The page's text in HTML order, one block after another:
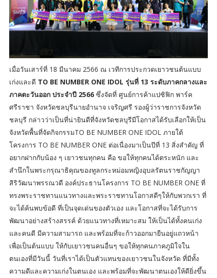
เมื่อวันเสาร์ที่ 18 มีนาคม 2566 ณ เวทีการประกวดเยาวชนต้นแบบ
เก่งและดี TO BE NUMBER ONE IDOL รุ่นที่ 13 ระดับภาคกลางและ
ภาคตะวันออก ประจำปี 2566 ซึ่งจัดที่ ศูนย์การค้าแปซิฟิก พาร์ค
ศรีราชา จังหวัดชลบุรีนายอำนาจ เจริญศรี รองผู้ว่าราชการจังหวัด
ชลบุรี กล่าวว่าเป็นที่น่ายินดีที่จังหวัดชลบุรีมีโอกาสได้รับเลือกให้เป็น
จังหวัดพื้นที่จัดกิจกรรมTO BE NUMBER ONE IDOL ภายใต้
โครงการ TO BE NUMBER ONE ต่อเนื่องมาเป็นปีที่ 13 สิ่งสำคัญ ที่
อยากฝากกับน้อง ๆ เยาวชนทุกคน คือ ขอให้ทุกคนได้ตระหนัก และ
สำนึกในพระกรุณาธิคุณของทูลกระหม่อมหญิงอุบลรัตนราชกัญญา
สิริวัฒนาพรรณวดี องค์ประธานโครงการ TO BE NUMBER ONE ที่
ทรงพระราชทานแนวทางและพระราชทานโอกาสดีๆให้กับพวกเรา ที่
จะได้ค้นพบข้อดี ที่เป็นจุดเด่นของตัวเอง และโอกาสที่จะได้รับการ
พัฒนาอย่างสร้างสรรค์ ด้วยแนวทางที่เหมาะสม ให้เป็นได้ทั้งคนเก่ง
และคนดี มีความสามารถ และพร้อมที่จะก้าวออกมายืนอยู่แถวหน้า
เพื่อเป็นต้นแบบ ให้กับเยาวชนคนอื่นๆ ขอให้ทุกคนภาคภูมิใจใน
ตนเองที่มีวันนี้ วันที่เราได้เป็นตัวแทนของเยาวชนในจังหวัด ที่มีทั้ง
ความดีและความเก่งในตนเอง และพร้อมที่จะพัฒนาตนเองให้ดียิ่งขึ้น